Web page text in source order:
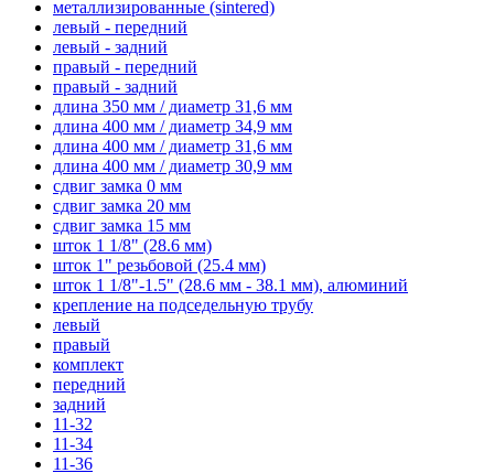
металлизированные (sintered)
левый - передний
левый - задний
правый - передний
правый - задний
длина 350 мм / диаметр 31,6 мм
длина 400 мм / диаметр 34,9 мм
длина 400 мм / диаметр 31,6 мм
длина 400 мм / диаметр 30,9 мм
сдвиг замка 0 мм
сдвиг замка 20 мм
сдвиг замка 15 мм
шток 1 1/8" (28.6 мм)
шток 1" резьбовой (25.4 мм)
шток 1 1/8"-1.5" (28.6 мм - 38.1 мм), алюминий
крепление на подседельную трубу
левый
правый
комплект
передний
задний
11-32
11-34
11-36